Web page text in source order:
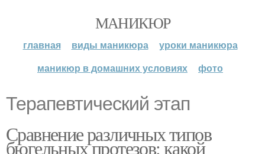
МАНИКЮР
главная виды маникюра
уроки маникюра
маникюр в домашних условиях
фото
Терапевтический этап
Сравнение различных типов
бюгельных протезов: какой